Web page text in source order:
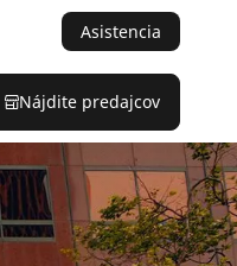
Asistencia
Nájdite predajcov